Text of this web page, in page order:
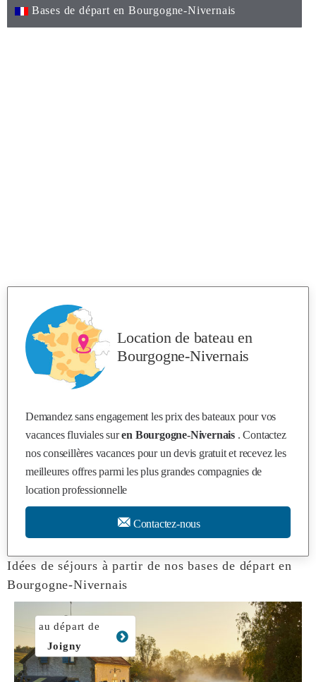
Bases de départ en Bourgogne-Nivernais
Location de bateau en
Bourgogne-Nivernais
Demandez sans engagement les prix des bateaux pour vos
vacances fluviales suren Bourgogne-Nivernais . Contactez
nos conseillères vacances pour un devis gratuit et recevez les
meilleures offres parmi les plus grandes compagnies de
location professionnelle
Contactez-nous
Idées de séjours à partir de nos bases de départ en
Bourgogne-Nivernais
au départ de
Joigny